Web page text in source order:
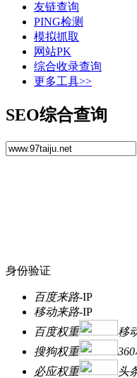
友链查询
PING检测
模拟抓取
网站PK
综合收录查询
更多工具>>
SEO综合查询
身份验证
百度来路-IP
移动来路-IP
百度权重
移
搜狗权重
必应权重
头